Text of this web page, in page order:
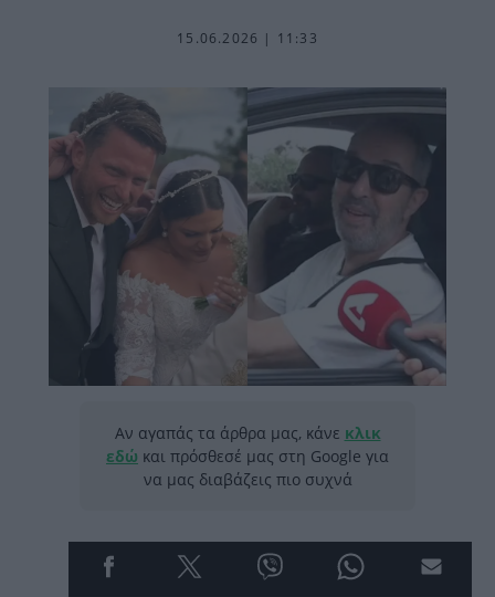
15.06.2026 | 11:33
Αν αγαπάς τα άρθρα μας, κάνε κλικ
εδώ και πρόσθεσέ μας στη Google για
να μας διαβάζεις πιο συχνά